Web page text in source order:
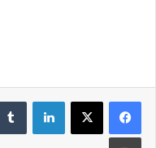
لينكدإن
طباعة